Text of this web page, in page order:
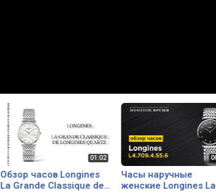
Обзор часов Longines
La Grande Classique de
Часы наручные
женские Longines La